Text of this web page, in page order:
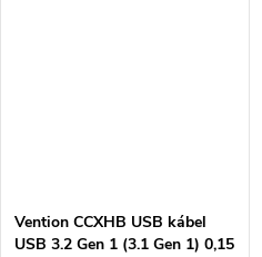
Vention CCXHB USB kábel
USB 3.2 Gen 1 (3.1 Gen 1) 0,15